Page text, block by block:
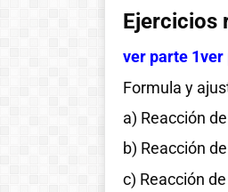
Ejercicios
ver parte 1ver
Formula y
a) Reacción
b) Reacción
c) Reacción